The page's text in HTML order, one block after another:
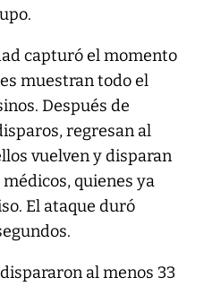
capturó el momento
muestran todo el
Después de
regresan al
vuelven y disparan
quienes ya
El ataque duró
al menos 33